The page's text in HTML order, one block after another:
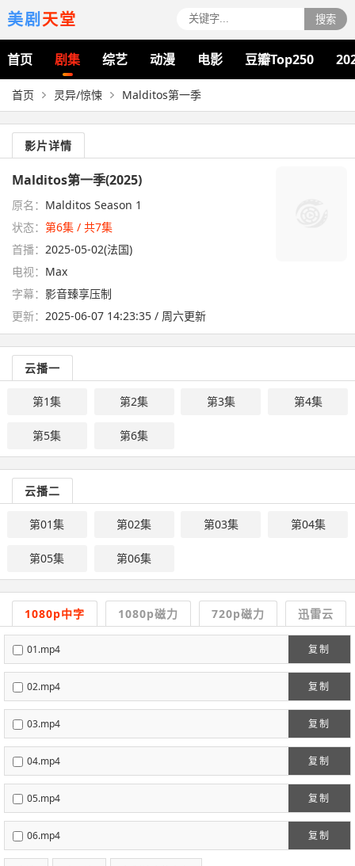
美剧天堂 搜索
首页 剧集 综艺 动漫 电影 豆瓣Top250
首页 灵异/惊悚 Malditos第一季
影片详情
Malditos第一季(2025)
原名： Malditos Season 1
状态： 第6集 / 共7集
首播： 2025-05-02(法国)
电视： Max
字幕： 影音臻享压制
更新： 2025-06-07 14:23:35 / 周六更新
云播一
第1集 第2集 第3集 第4集
第5集 第6集
云播二
第01集 第02集 第03集 第04集
第05集 第06集
1080p中字 1080p磁力 720p磁力 迅雷云
复制
01.mp4
复制
02.mp4
复制
03.mp4
复制
04.mp4
复制
05.mp4
复制
06.mp4